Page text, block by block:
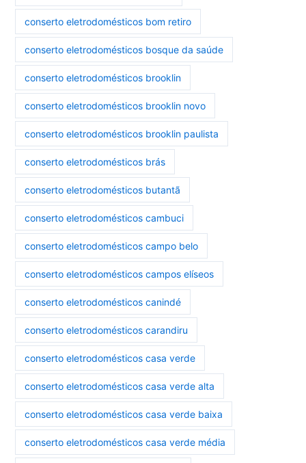
conserto eletrodomésticos bom retiro
conserto eletrodomésticos bosque da saúde
conserto eletrodomésticos brooklin
conserto eletrodomésticos brooklin novo
conserto eletrodomésticos brooklin paulista
conserto eletrodomésticos brás
conserto eletrodomésticos butantã
conserto eletrodomésticos cambuci
conserto eletrodomésticos campo belo
conserto eletrodomésticos campos elíseos
conserto eletrodomésticos canindé
conserto eletrodomésticos carandiru
conserto eletrodomésticos casa verde
conserto eletrodomésticos casa verde alta
conserto eletrodomésticos casa verde baixa
conserto eletrodomésticos casa verde média